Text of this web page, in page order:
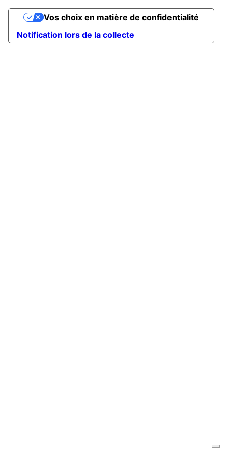
Notification lors de la collecte
Vos choix en matière de confidentialité